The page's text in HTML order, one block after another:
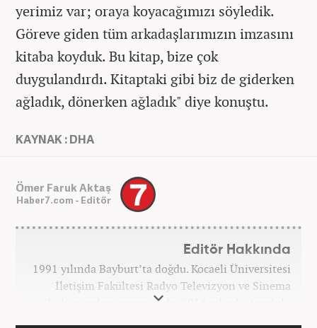
yerimiz var; oraya koyacağımızı söyledik.
Göreve giden tüm arkadaşlarımızın imzasını
kitaba koyduk. Bu kitap, bize çok
duygulandırdı. Kitaptaki gibi biz de giderken
ağladık, dönerken ağladık" diye konuştu.
KAYNAK : DHA
Ömer Faruk Aktaş
Haber7.com - Editör
Editör Hakkında
1991 yılında Bayburt’ta doğdu. Kocaeli Üniversitesi
İletişim Fakültesi Radyo Televizyon ve Sinema
bölümünden mezun oldu. 2016 yılında Anadolu